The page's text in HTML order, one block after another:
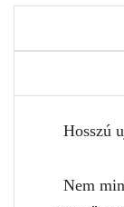
Hosszú
Nem